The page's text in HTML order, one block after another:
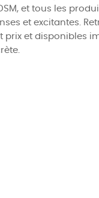
et tous les
et excitantes.
prix et disponibles